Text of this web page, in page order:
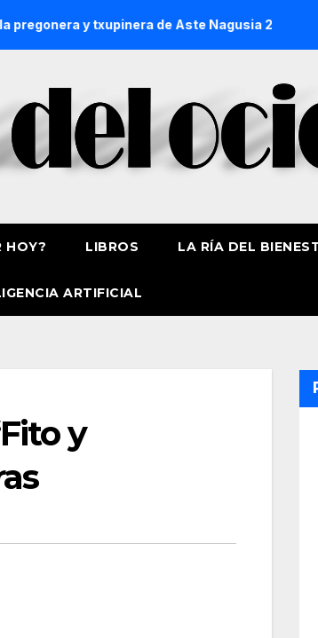
y txupinera de Aste Nagusia 2026
HOY? LIBROS LA RÍA DEL
ARTIFICIAL
y